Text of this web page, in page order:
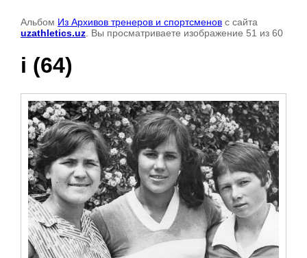
Альбом Из Архивов тренеров и спортсменов с сайта
uzathletics.uz . Вы просматриваете изображение 51 из 60
i (64)